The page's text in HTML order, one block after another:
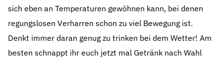
sich eben an Temperaturen gewöhnen kann, bei denen
regungslosen Verharren schon zu viel Bewegung ist.
Denkt immer daran genug zu trinken bei dem Wetter! Am
besten schnappt ihr euch jetzt mal Getränk nach Wahl